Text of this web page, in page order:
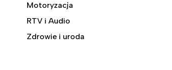
Motoryzacja
RTV i Audio
Zdrowie i uroda